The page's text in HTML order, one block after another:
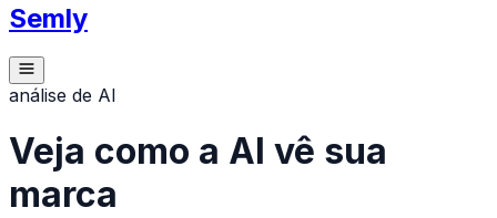
Semly
análise de AI
Veja como a AI vê sua
marca